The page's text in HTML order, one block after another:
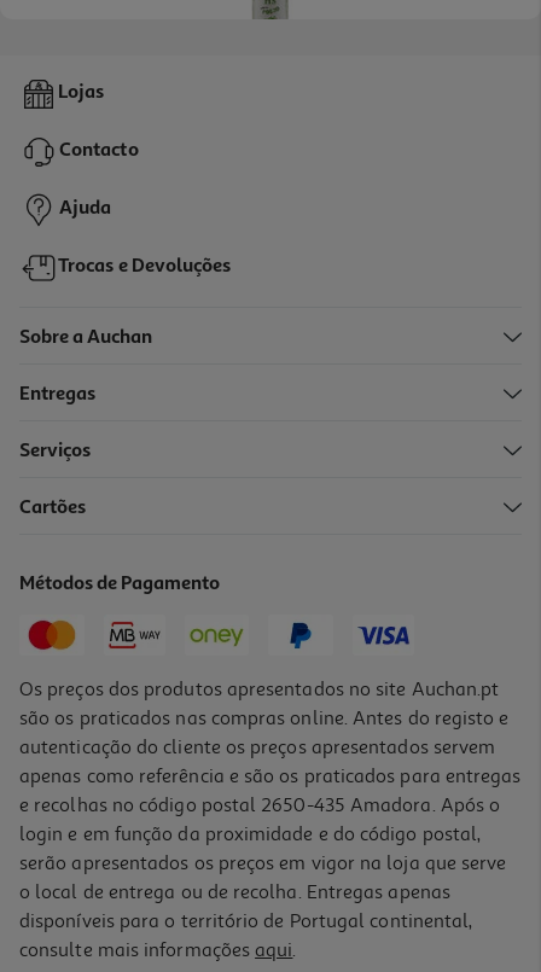
Licor De Poejo Hs 0.70l
11,69 €
Licor Cointreau França 0.70l
Lojas
Contacto
Ajuda
Trocas e Devoluções
Sobre a Auchan
Entregas
Serviços
Cartões
Métodos de Pagamento
Os preços dos produtos apresentados no site Auchan.pt
são os praticados nas compras online. Antes do registo e
autenticação do cliente os preços apresentados servem
apenas como referência e são os praticados para entregas
e recolhas no código postal 2650-435 Amadora. Após o
login e em função da proximidade e do código postal,
serão apresentados os preços em vigor na loja que serve
o local de entrega ou de recolha. Entregas apenas
disponíveis para o território de Portugal continental,
consulte mais informações aqui.